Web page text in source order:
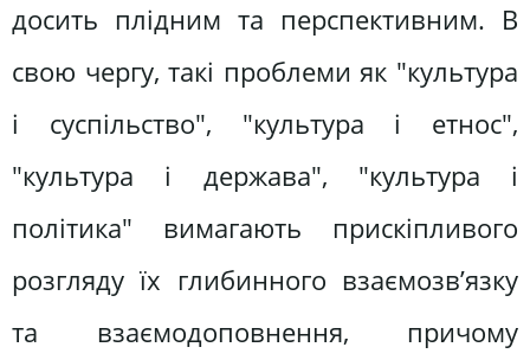
досить плідним та перспективним. В
свою чергу, такі проблеми як "культура
і суспільство", "культура і етнос",
"культура і держава", "культура і
політика" вимагають прискіпливого
розгляду їх глибинного взаємозв’язку
та взаємодоповнення, причому